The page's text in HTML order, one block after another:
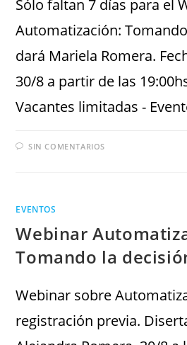
Sólo faltan 7 días para el
Automatización:
dará Mariela Romera.
30/8 a partir de las
Vacantes limitadas -
SIN COMENTARIOS
EVENTOS
Webinar
Tomando la
Webinar sobre
registración previa.